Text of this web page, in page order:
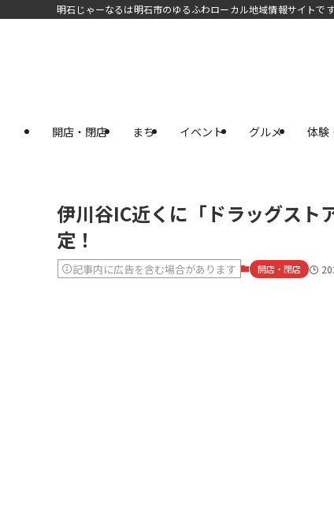
明石じゃーなるは明石市のゆるふわローカル地域情報サイトで
開店・閉店 まち イベント グルメ 体験
伊川谷IC近くに「ドラッグスト
定！
記事内に広告を含む場合があります 開店・閉店